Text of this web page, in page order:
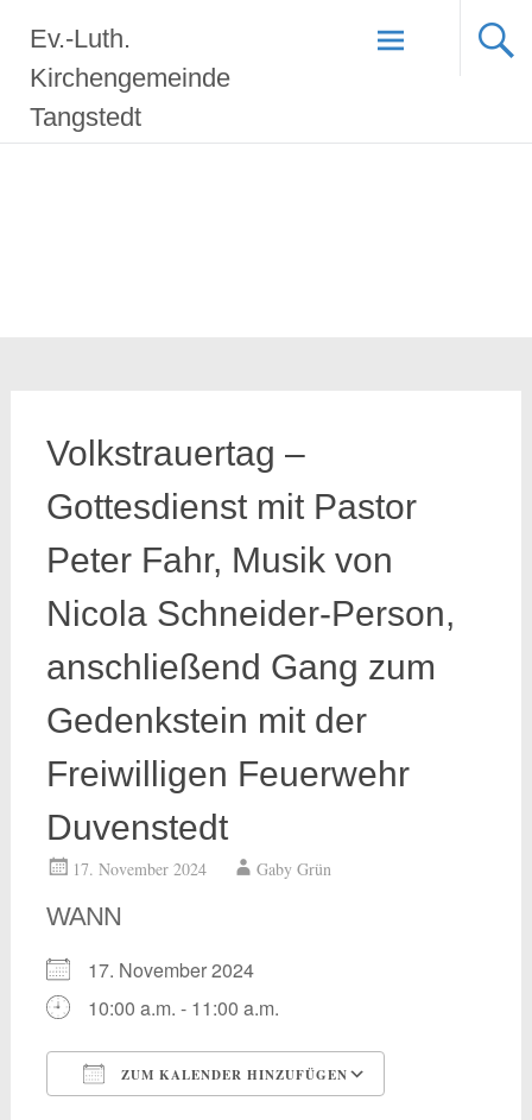
Inhalt
springen
Ev.-Luth.
Kirchengemeinde
Tangstedt
Volkstrauertag –
Gottesdienst mit Pastor
Peter Fahr, Musik von
Nicola Schneider-Person,
anschließend Gang zum
Gedenkstein mit der
Freiwilligen Feuerwehr
Duvenstedt
17. November 2024 Gaby Grün
WANN
17. November 2024
10:00 a.m. - 11:00 a.m.
ZUM KALENDER HINZUFÜGEN